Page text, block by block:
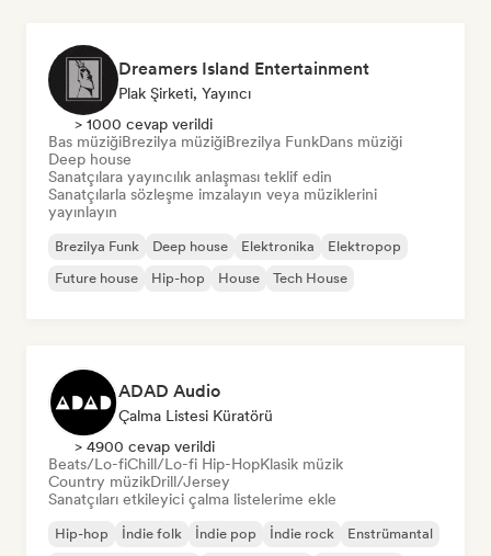
Dreamers Island Entertainment
Plak Şirketi, Yayıncı
> 1000 cevap verildi
Bas müziğiBrezilya müziğiBrezilya FunkDans müziği
Deep house
Sanatçılara yayıncılık anlaşması teklif edin
Sanatçılarla sözleşme imzalayın veya müziklerini
yayınlayın
Brezilya Funk Deep house Elektronika
Elektropop
Future house
Hip-hop House Tech House
ADAD Audio
Çalma Listesi Küratörü
> 4900 cevap verildi
Beats/Lo-fiChill/Lo-fi Hip-HopKlasik müzik
Country müzikDrill/Jersey
Sanatçıları etkileyici çalma listelerime ekle
Hip-hop İndie folk İndie pop İndie rock
Enstrümantal